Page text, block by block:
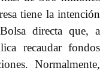
tiene la intención
directa que, a
recaudar fondos
Normalmente,